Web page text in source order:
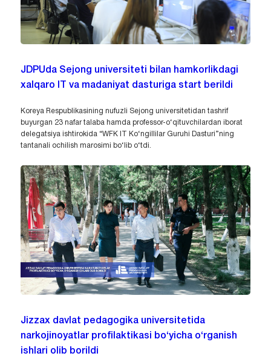
JDPUda Sejong universiteti bilan hamkorlikdagi
xalqaro IT va madaniyat dasturiga start berildi
Koreya Respublikasining nufuzli Sejong universitetidan tashrif
buyurgan 23 nafar talaba hamda professor-o‘qituvchilardan iborat
delegatsiya ishtirokida “WFK IT Ko‘ngillilar Guruhi Dasturi”ning
tantanali ochilish marosimi bo‘lib o‘tdi.
Jizzax davlat pedagogika universitetida
narkojinoyatlar profilaktikasi bo‘yicha o‘rganish
ishlari olib borildi